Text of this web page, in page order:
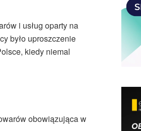
i usług oparty na
było uproszczenie
kiedy niemal
obowiązująca w